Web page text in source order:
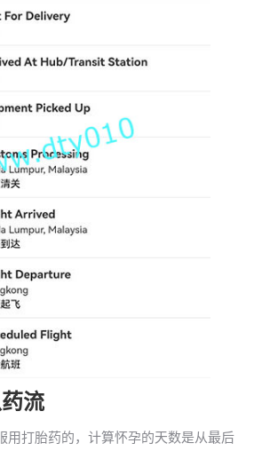
流
用打胎药的，计算怀孕的天数是从最后